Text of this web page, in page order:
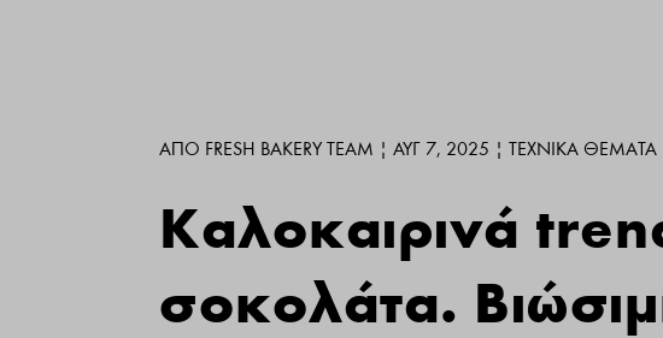
ΑΠΌ FRESH BAKERY TEAM | ΑΥΓ 7, 2025 | ΤΕΧΝΙΚΆ ΘΈΜΑΤΑ
Kαλοκαιρινά
σοκολάτα.